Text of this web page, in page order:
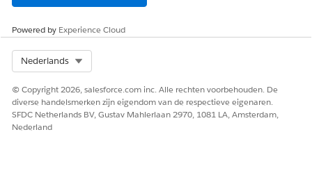
Ja
Powered by Experience Cloud
Nederlands
© Copyright 2026, salesforce.com inc. Alle rechten voorbehouden. De
diverse handelsmerken zijn eigendom van de respectieve eigenaren.
SFDC Netherlands BV, Gustav Mahlerlaan 2970, 1081 LA, Amsterdam,
Nederland